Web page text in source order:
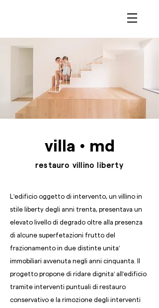
villa • md
restauro villino liberty
L'edificio oggetto di intervento, un villino in
stile liberty degli anni trenta, presentava un
elevato livello di degrado oltre alla presenza
di alcune superfetazioni frutto del
frazionamento in due distinte unita'
immobiliari avvenuta negli anni cinquanta. Il
progetto propone di ridare dignita' all'edificio
tramite interventi puntuali di restauro
conservativo e la rimozione degli interventi